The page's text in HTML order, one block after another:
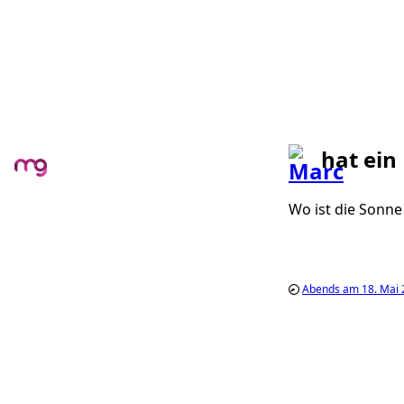
hat ein
Wo ist die
Abends am 18. Mai